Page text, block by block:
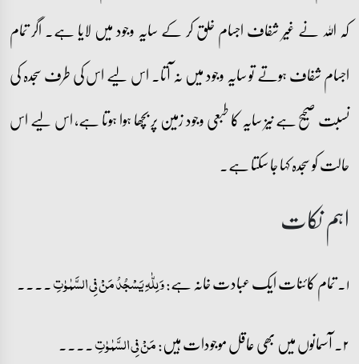
کہ اللہ نے غیر شفاف اجسام خلق کر کے سایہ وجود میں لایا ہے۔ اگر تمام
اجسام شفاف ہوتے تو سایہ وجود میں نہ آتا۔ اس لیے اس کی طرف سجدہ کی
نسبت صحیح ہے نیز سایہ کا طبعی وجود زمین پر بچھا ہوا ہوتا ہے، اس لیے اس
حالت کو سجدہ کہا جا سکتا ہے۔
اہم نکات
۱۔ تمام کائنات ایک عبادت خانہ ہے: وَ لِلّٰہِ یَسۡجُدُ مَنۡ فِی السَّمٰوٰتِ۔۔۔۔
۲۔ آسمانوں میں بھی عاقل موجودات ہیں:
مَنۡ فِی السَّمٰوٰتِ۔۔۔۔